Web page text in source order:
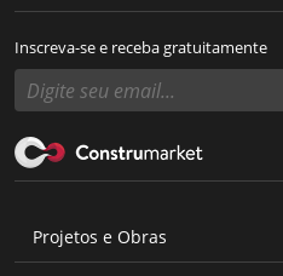
Inscreva-se e receba gratuitamente
Projetos e Obras